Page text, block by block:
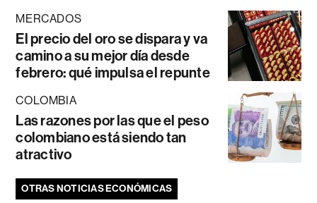
MERCADOS
El precio del oro se dispara y va
camino a su mejor día desde
febrero: qué impulsa el repunte
COLOMBIA
Las razones por las que el peso
colombiano está siendo tan
atractivo
OTRAS NOTICIAS ECONÓMICAS